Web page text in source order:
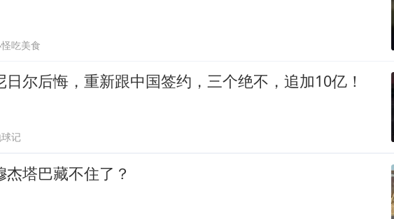
吃美食
日尔后悔，重新跟中国签约，三个绝不，追加10亿！
记
杰塔巴藏不住了？